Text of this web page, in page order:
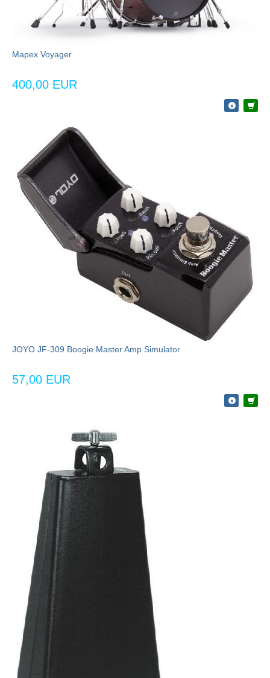
Mapex Voyager
400,00 EUR
JOYO JF-309 Boogie Master Amp Simulator
57,00 EUR